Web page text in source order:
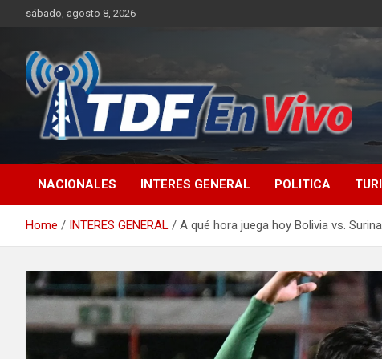
sábado, agosto 8, 2026
NACIONALES INTERES GENERAL POLITICA
Home INTERES GENERAL A qué hora juega hoy Bolivia vs.